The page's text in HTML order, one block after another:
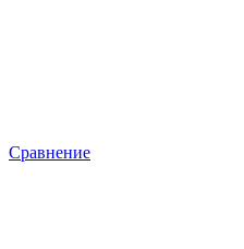
Сравнение